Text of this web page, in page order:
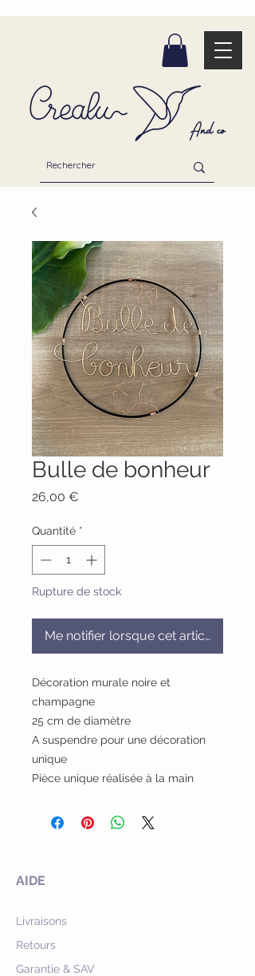
Bulle de bonheur
26,00 €
Quantité *
Rupture de stock
Me notifier lorsque cet article est
Décoration murale noire et
champagne
25 cm de diamètre
A suspendre pour une décoration
unique
Pièce unique réalisée à la main
AIDE
Livraisons
Retours
Garantie & SAV